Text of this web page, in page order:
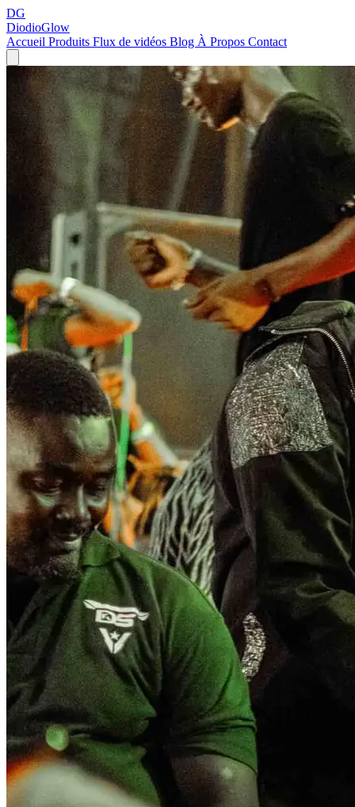
DG
DiodioGlow
Accueil Produits Flux de vidéos Blog À Propos Contact